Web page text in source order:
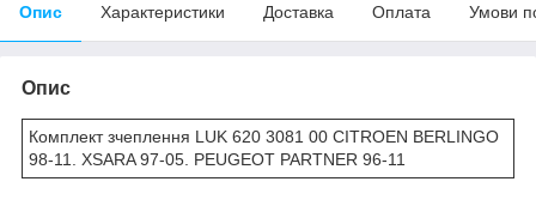
Опис Характеристики Доставка Оплата Умови
Опис
Комплект зчеплення LUK 620 3081 00 CITROEN BERLINGO
98-11. XSARA 97-05. PEUGEOT PARTNER 96-11